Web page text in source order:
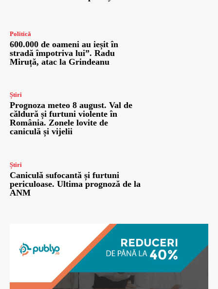
Politică
600.000 de oameni au ieșit în
stradă împotriva lui”. Radu
Miruță, atac la Grindeanu
Știri
Prognoza meteo 8 august. Val de
căldură și furtuni violente în
România. Zonele lovite de
caniculă și vijelii
Știri
Caniculă sufocantă și furtuni
periculoase. Ultima prognoză de la
ANM